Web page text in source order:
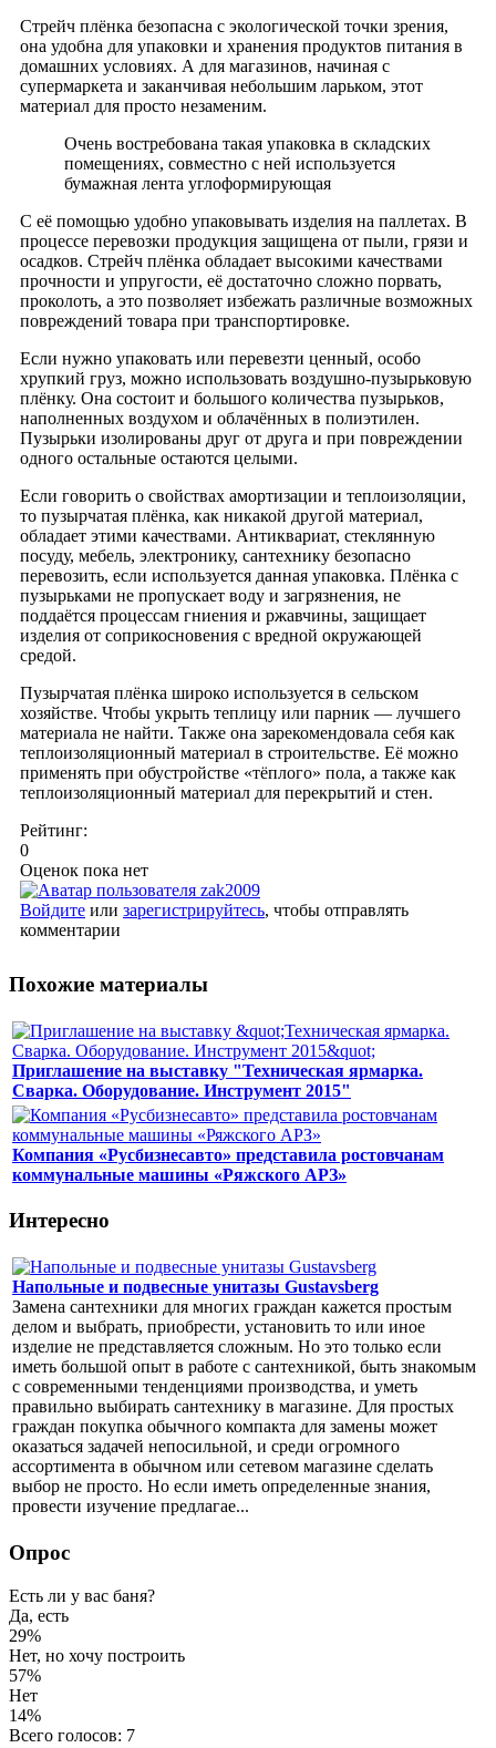
Стрейч плёнка безопасна с экологической точки зрения,
она удобна для упаковки и хранения продуктов питания в
домашних условиях. А для магазинов, начиная с
супермаркета и заканчивая небольшим ларьком, этот
материал для просто незаменим.
Очень востребована такая упаковка в складских
помещениях, совместно с ней используется
бумажная лента углоформирующая
С её помощью удобно упаковывать изделия на паллетах. В
процессе перевозки продукция защищена от пыли, грязи и
осадков. Стрейч плёнка обладает высокими качествами
прочности и упругости, её достаточно сложно порвать,
проколоть, а это позволяет избежать различные возможных
повреждений товара при транспортировке.
Если нужно упаковать или перевезти ценный, особо
хрупкий груз, можно использовать воздушно-пузырьковую
плёнку. Она состоит и большого количества пузырьков,
наполненных воздухом и облачённых в полиэтилен.
Пузырьки изолированы друг от друга и при повреждении
одного остальные остаются целыми.
Если говорить о свойствах амортизации и теплоизоляции,
то пузырчатая плёнка, как никакой другой материал,
обладает этими качествами. Антиквариат, стеклянную
посуду, мебель, электронику, сантехнику безопасно
перевозить, если используется данная упаковка. Плёнка с
пузырьками не пропускает воду и загрязнения, не
поддаётся процессам гниения и ржавчины, защищает
изделия от соприкосновения с вредной окружающей
средой.
Пузырчатая плёнка широко используется в сельском
хозяйстве. Чтобы укрыть теплицу или парник — лучшего
материала не найти. Также она зарекомендовала себя как
теплоизоляционный материал в строительстве. Её можно
применять при обустройстве «тёплого» пола, а также как
теплоизоляционный материал для перекрытий и стен.
Рейтинг:
0
Оценок пока нет
Войдите или зарегистрируйтесь, чтобы отправлять
комментарии
Похожие материалы
Приглашение на выставку "Техническая ярмарка.
Сварка. Оборудование. Инструмент 2015"
Компания «Русбизнесавто» представила ростовчанам
коммунальные машины «Ряжского АРЗ»
Интересно
Напольные и подвесные унитазы Gustavsberg
Замена сантехники для многих граждан кажется простым
делом и выбрать, приобрести, установить то или иное
изделие не представляется сложным. Но это только если
иметь большой опыт в работе с сантехникой, быть знакомым
с современными тенденциями производства, и уметь
правильно выбирать сантехнику в магазине. Для простых
граждан покупка обычного компакта для замены может
оказаться задачей непосильной, и среди огромного
ассортимента в обычном или сетевом магазине сделать
выбор не просто. Но если иметь определенные знания,
провести изучение предлагае...
Опрос
Есть ли у вас баня?
Да, есть
29%
Нет, но хочу построить
57%
Нет
14%
Всего голосов: 7